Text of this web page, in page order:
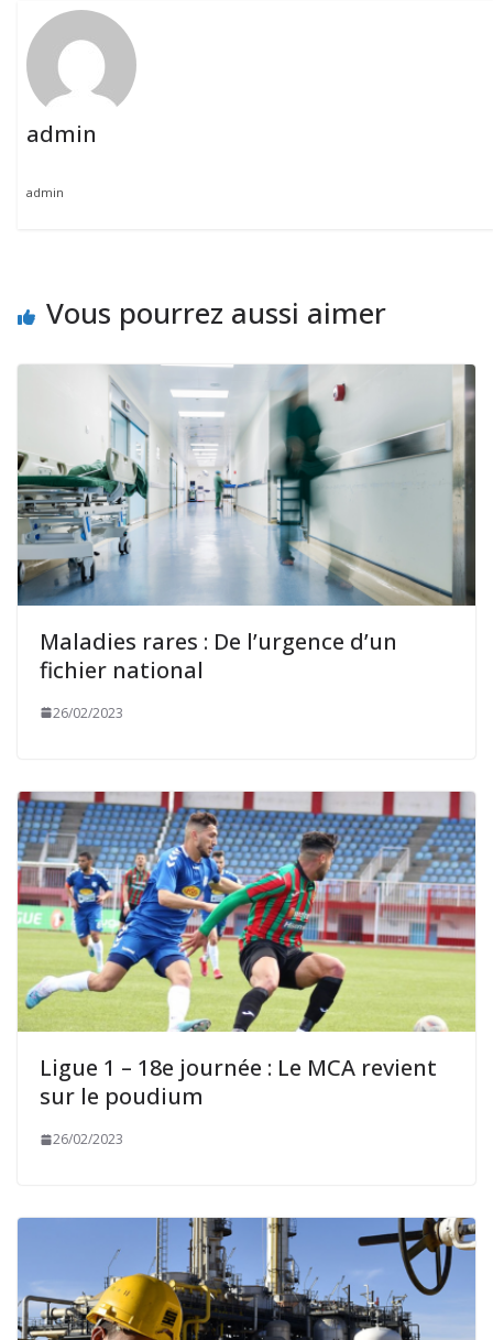
admin
admin
Vous pourrez aussi aimer
Maladies rares : De l’urgence d’un
fichier national
26/02/2023
Ligue 1 – 18e journée : Le MCA revient
sur le poudium
26/02/2023